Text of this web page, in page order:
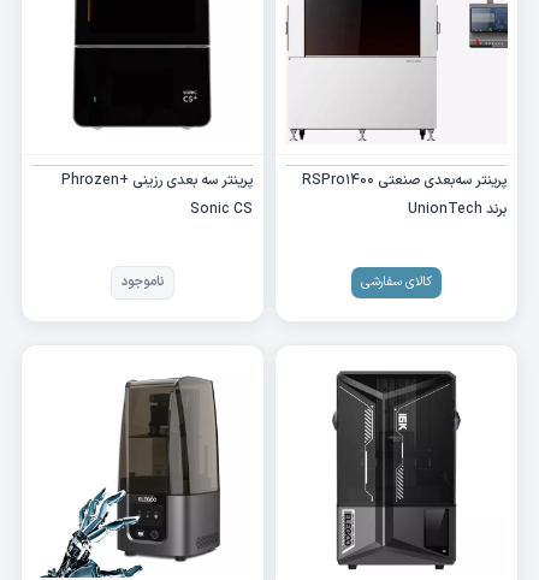
​پرینتر سه‌بعدی صنعتی RSPro1400
برند UnionTech
کالای سفارشی
پرینتر سه بعدی رزینی +Phrozen
Sonic CS
ناموجود